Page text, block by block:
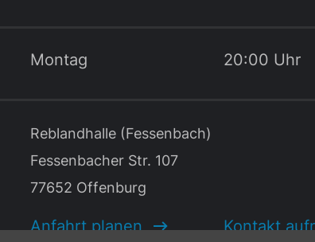
Montag 20:00 Uhr
Reblandhalle (Fessenbach)
Fessenbacher Str. 107
77652 Offenburg
Anfahrt planen Kontakt